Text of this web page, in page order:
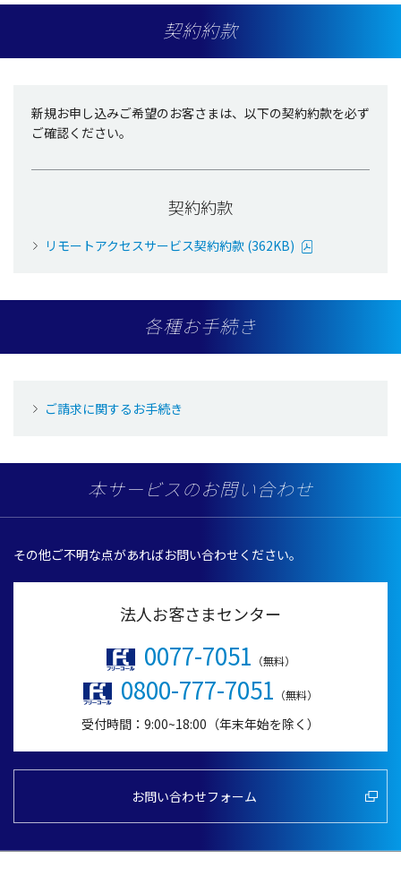
契約約款
新規お申し込みご希望のお客さまは、以下の契約約款を必ず
ご確認ください。
契約約款
リモートアクセスサービス契約約款 (362KB)
各種お手続き
ご請求に関するお手続き
本サービスのお問い合わせ
その他ご不明な点があればお問い合わせください。
法人お客さまセンター
0077-7051 （無料）
0800-777-7051 （無料）
受付時間：9:00~18:00（年末年始を除く）
お問い合わせフォーム